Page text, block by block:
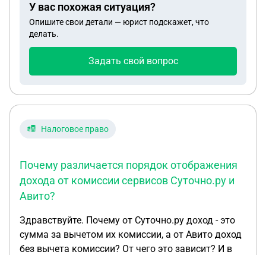
стройматериалы). Также в доход семьи
посчитали похожую сумму пособия на одного
ребенка.
У вас похожая ситуация?
Опишите свои детали — юрист подскажет, что
делать.
Задать свой вопрос
Налоговое право
Почему различается порядок отображения
дохода от комиссии сервисов Суточно.ру и
Авито?
Здравствуйте. Почему от Суточно.ру доход - это
сумма за вычетом их комиссии, а от Авито доход
без вычета комиссии? От чего это зависит? И в